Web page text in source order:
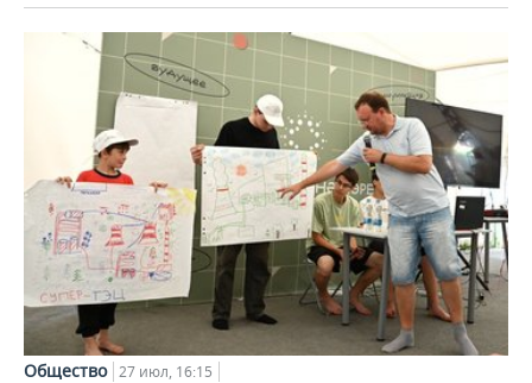
Общество 27 июл, 16:15